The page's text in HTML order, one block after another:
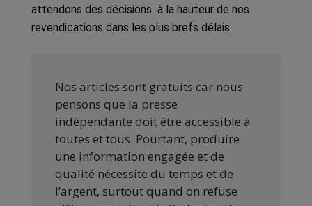
attendons des décisions à la hauteur de nos
revendications dans les plus brefs délais.
Nos articles sont gratuits car nous
pensons que la presse
indépendante doit être accessible à
toutes et tous. Pourtant, produire
une information engagée et de
qualité nécessite du temps et de
l’argent, surtout quand on refuse